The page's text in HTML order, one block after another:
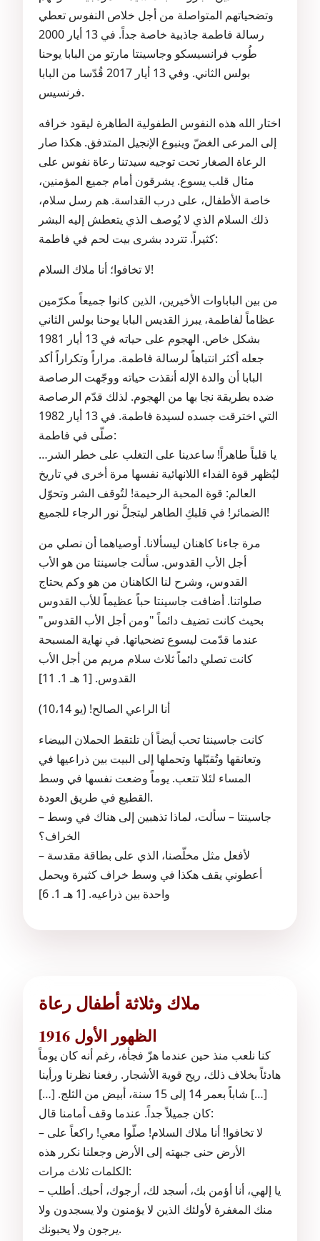
وتضحياتهم المتواصلة من أجل خلاص النفوس تعطي
رسالة فاطمة جاذبية خاصة جداً. في 13 أيار 2000
طُوب فرانسيسكو وجاسينتا مارتو من البابا يوحنا
بولس الثاني. وفي 13 أيار 2017 قُدّسا من البابا
فرنسيس.
اختار الله هذه النفوس الطفولية الطاهرة ليقود خرافه
إلى المرعى الغضّ وينبوع الإنجيل المتدفق. هكذا صار
الرعاة الصغار تحت توجيه سيدتنا رعاة نفوس على
مثال قلب يسوع. يشرقون أمام جميع المؤمنين،
خاصة الأطفال، على درب القداسة. هم رسل سلام،
ذلك السلام الذي لا يُوصف الذي يتعطش إليه البشر
كثيراً. تتردد بشرى بيت لحم في فاطمة:
لا تخافوا؛ أنا ملاك السلام!
من بين الباباوات الأخيرين، الذين كانوا جميعاً مكرّمين
عظاماً لفاطمة، يبرز القديس البابا يوحنا بولس الثاني
بشكل خاص. الهجوم على حياته في 13 أيار 1981
جعله أكثر انتباهاً لرسالة فاطمة. مراراً وتكراراً أكد
البابا أن والدة الإله أنقذت حياته ووجّهت الرصاصة
ضده بطريقة نجا بها من الهجوم. لذلك قدّم الرصاصة
التي اخترقت جسده لسيدة فاطمة. في 13 أيار 1982
صلّى في فاطمة:
يا قلباً طاهراً! ساعدينا على التغلب على خطر الشر…
ليُظهر قوة الفداء اللانهائية نفسها مرة أخرى في تاريخ
العالم: قوة المحبة الرحيمة! لتُوقف الشر وتحوّل
الضمائر! في قلبكِ الطاهر ليتجلَّ نور الرجاء للجميع!
مرة جاءنا كاهنان ليسألانا. أوصياهما أن نصلي من
أجل الأب القدوس. سألت جاسينتا من هو الأب
القدوس، وشرح لنا الكاهنان من هو وكم يحتاج
صلواتنا. أضافت جاسينتا حباً عظيماً للأب القدوس
بحيث كانت تضيف دائماً "ومن أجل الأب القدوس"
عندما قدّمت ليسوع تضحياتها. في نهاية المسبحة
كانت تصلي دائماً ثلاث سلام مريم من أجل الأب
القدوس. [1 هـ 1. 11]
أنا الراعي الصالح! (يو 10،14)
كانت جاسينتا تحب أيضاً أن تلتقط الحملان البيضاء
وتعانقها وتُقبّلها وتحملها إلى البيت بين ذراعيها في
المساء لئلا تتعب. يوماً وضعت نفسها في وسط
القطيع في طريق العودة.
– جاسينتا – سألت، لماذا تذهبين إلى هناك في وسط
الخراف؟
– لأفعل مثل مخلّصنا، الذي على بطاقة مقدسة
أعطوني يقف هكذا في وسط خراف كثيرة ويحمل
واحدة بين ذراعيه. [1 هـ 1. 6]
ملاك وثلاثة أطفال رعاة
الظهور الأول 1916
كنا نلعب منذ حين عندما هزّ فجأة، رغم أنه كان يوماً
هادئاً بخلاف ذلك، ريح قوية الأشجار. رفعنا نظرنا ورأينا
[…] شاباً بعمر 14 إلى 15 سنة، أبيض من الثلج. […]
كان جميلاً جداً. عندما وقف أمامنا قال:
– لا تخافوا! أنا ملاك السلام! صلّوا معي! راكعاً على
الأرض حنى جبهته إلى الأرض وجعلنا نكرر هذه
الكلمات ثلاث مرات:
– يا إلهي، أنا أؤمن بك، أسجد لك، أرجوك، أحبك. أطلب
منك المغفرة لأولئك الذين لا يؤمنون ولا يسجدون ولا
يرجون ولا يحبونك.